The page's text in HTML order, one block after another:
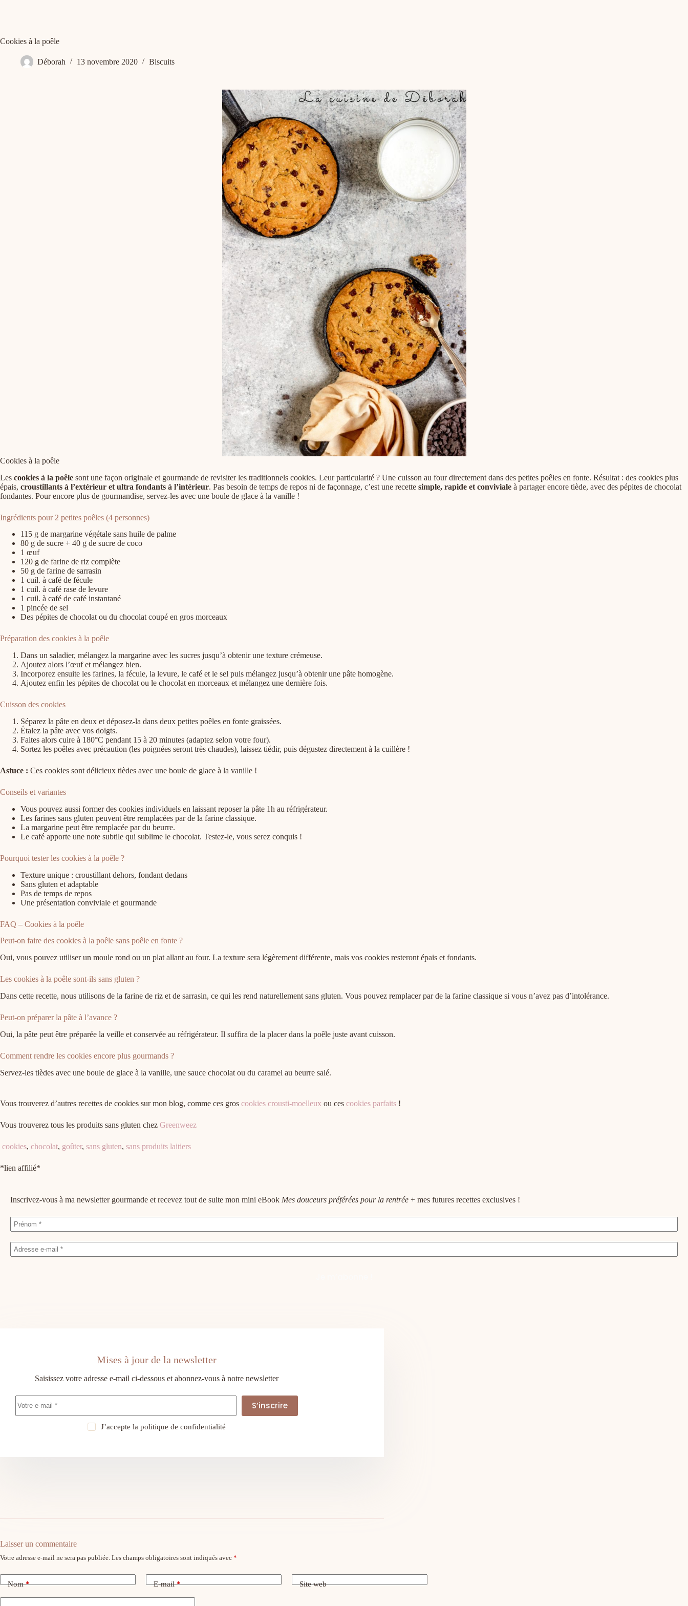
Cookies à la poêle
Déborah 13 novembre 2020 Biscuits
Cookies à la poêle
Les cookies à la poêle sont une façon originale et gourmande de revisiter les traditionnels cookies. Leur particularité ? Une cuisson au four directement dans des petites poêles en fonte. Résultat : des cookies plus
épais, croustillants à l’extérieur et ultra fondants à l’intérieur. Pas besoin de temps de repos ni de façonnage, c’est une recette simple, rapide et conviviale à partager encore tiède, avec des pépites de chocolat
fondantes. Pour encore plus de gourmandise, servez-les avec une boule de glace à la vanille !
Ingrédients pour 2 petites poêles (4 personnes)
115 g de margarine végétale sans huile de palme
80 g de sucre + 40 g de sucre de coco
1 œuf
120 g de farine de riz complète
50 g de farine de sarrasin
1 cuil. à café de fécule
1 cuil. à café rase de levure
1 cuil. à café de café instantané
1 pincée de sel
Des pépites de chocolat ou du chocolat coupé en gros morceaux
Préparation des cookies à la poêle
Dans un saladier, mélangez la margarine avec les sucres jusqu’à obtenir une texture crémeuse.
Ajoutez alors l’œuf et mélangez bien.
Incorporez ensuite les farines, la fécule, la levure, le café et le sel puis mélangez jusqu’à obtenir une pâte homogène.
Ajoutez enfin les pépites de chocolat ou le chocolat en morceaux et mélangez une dernière fois.
Cuisson des cookies
Séparez la pâte en deux et déposez-la dans deux petites poêles en fonte graissées.
Étalez la pâte avec vos doigts.
Faites alors cuire à 180°C pendant 15 à 20 minutes (adaptez selon votre four).
Sortez les poêles avec précaution (les poignées seront très chaudes), laissez tiédir, puis dégustez directement à la cuillère !
Astuce : Ces cookies sont délicieux tièdes avec une boule de glace à la vanille !
Conseils et variantes
Vous pouvez aussi former des cookies individuels en laissant reposer la pâte 1h au réfrigérateur.
Les farines sans gluten peuvent être remplacées par de la farine classique.
La margarine peut être remplacée par du beurre.
Le café apporte une note subtile qui sublime le chocolat. Testez-le, vous serez conquis !
Pourquoi tester les cookies à la poêle ?
Texture unique : croustillant dehors, fondant dedans
Sans gluten et adaptable
Pas de temps de repos
Une présentation conviviale et gourmande
FAQ – Cookies à la poêle
Peut-on faire des cookies à la poêle sans poêle en fonte ?
Oui, vous pouvez utiliser un moule rond ou un plat allant au four. La texture sera légèrement différente, mais vos cookies resteront épais et fondants.
Les cookies à la poêle sont-ils sans gluten ?
Dans cette recette, nous utilisons de la farine de riz et de sarrasin, ce qui les rend naturellement sans gluten. Vous pouvez remplacer par de la farine classique si vous n’avez pas d’intolérance.
Peut-on préparer la pâte à l’avance ?
Oui, la pâte peut être préparée la veille et conservée au réfrigérateur. Il suffira de la placer dans la poêle juste avant cuisson.
Comment rendre les cookies encore plus gourmands ?
Servez-les tièdes avec une boule de glace à la vanille, une sauce chocolat ou du caramel au beurre salé.
Vous trouverez d’autres recettes de cookies sur mon blog, comme ces gros cookies crousti-moelleux ou ces cookies parfaits !
Vous trouverez tous les produits sans gluten chez Greenweez
cookies, chocolat, goûter, sans gluten, sans produits laitiers
*lien affilié*
Inscrivez-vous à ma newsletter gourmande et recevez tout de suite mon mini eBook Mes douceurs préférées pour la rentrée + mes futures recettes exclusives !
Mises à jour de la newsletter
Saisissez votre adresse e-mail ci-dessous et abonnez-vous à notre newsletter
S’inscrire
J’accepte la politique de confidentialité
Laisser un commentaire
Votre adresse e-mail ne sera pas publiée. Les champs obligatoires sont indiqués avec *
Nom* E-mail* Site web